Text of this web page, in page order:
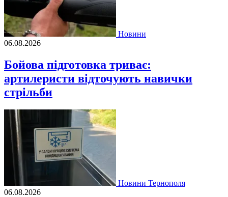
Новини
06.08.2026
Бойова підготовка триває:
артилеристи відточують навички
стрільби
Новини Тернополя
06.08.2026